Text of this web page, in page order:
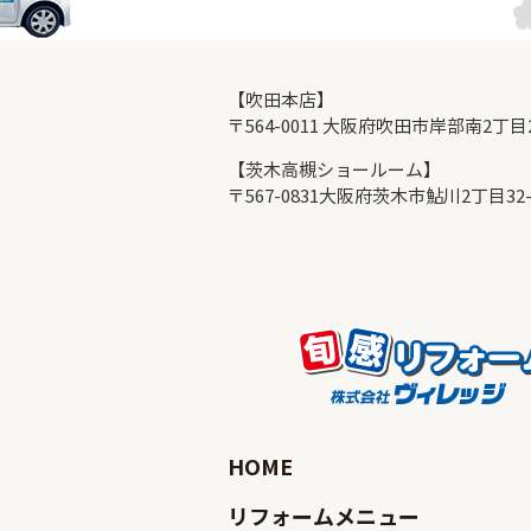
【吹田本店】
〒564-0011 大阪府吹田市岸部南2丁
【茨木高槻ショールーム】
〒567-0831大阪府茨木市鮎川2丁目
HOME
リフォームメニュー